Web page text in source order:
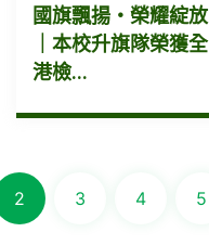
國旗飄揚・榮耀綻放
｜本校升旗隊榮獲全
港檢...
2 3 4 5